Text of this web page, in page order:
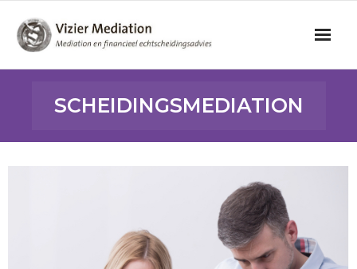
SCHEIDINGSMEDIATION